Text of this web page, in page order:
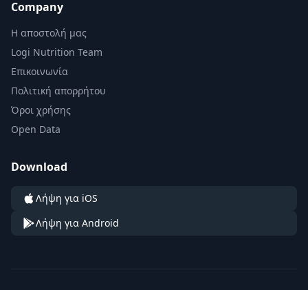
Company
Η αποστολή μας
Logi Nutrition Team
Επικοινωνία
Πολιτική απορρήτου
Όροι χρήσης
Open Data
Download
Λήψη για iOS
Λήψη για Android